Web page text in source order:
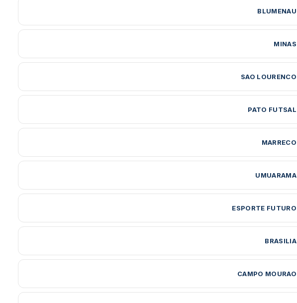
BLUMENAU
MINAS
SAO LOURENCO
PATO FUTSAL
MARRECO
UMUARAMA
ESPORTE FUTURO
BRASILIA
CAMPO MOURAO